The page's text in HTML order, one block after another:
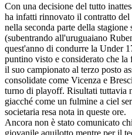
Con una decisione del tutto
ha infatti rinnovato il contratto
nella seconda parte della stagione
(subentrando all'uruguaiano
quest'anno di condurre la Under
puntino visto e considerato che
il suo campionato al terzo posto
consolidate come Vicenza e
turno di playoff. Risultati tuttavia
giacché come un fulmine a ciel
societaria resa nota in queste ore.
Ancora non è stato comunicato
giovanile aquilotto mentre per il